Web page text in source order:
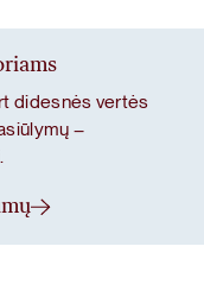
didesnės vertės
–